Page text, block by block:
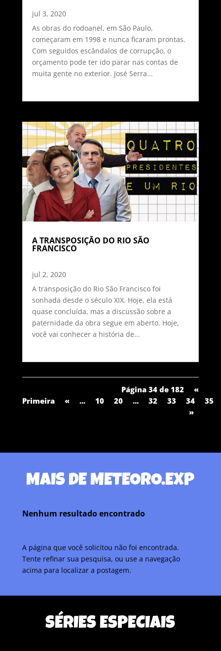
jul 3, 2020
As obras do rodoanel, em São Paulo,
começaram em 1998 e nunca ficaram prontas.
Com seguidos escândalos de corrupção, o
orçamento pode ter ido parar nas contas de
muita gente no exterior. José Serra...
A TRANSPOSIÇÃO DO RIO SÃO
FRANCISCO
jul 2, 2020
A transposição do Rio São Francisco foi
sonhada desde o século XIX. Hoje, ela está
quase concluída, mas a discussão sobre a
paternidade da obra segue em aberto. Hoje,
você vai conhecer a história de...
Página 34 de 182
«
Primeira
« ... 10 20 ... 32 33 34
35
»
MAIS DE METEORO.EXP
Nenhum resultado encontrado
A página que você solicitou não foi encontrada.
Tente refinar sua pesquisa, ou use a navegação
acima para localizar a postagem.
SÉRIES ESPECIAIS